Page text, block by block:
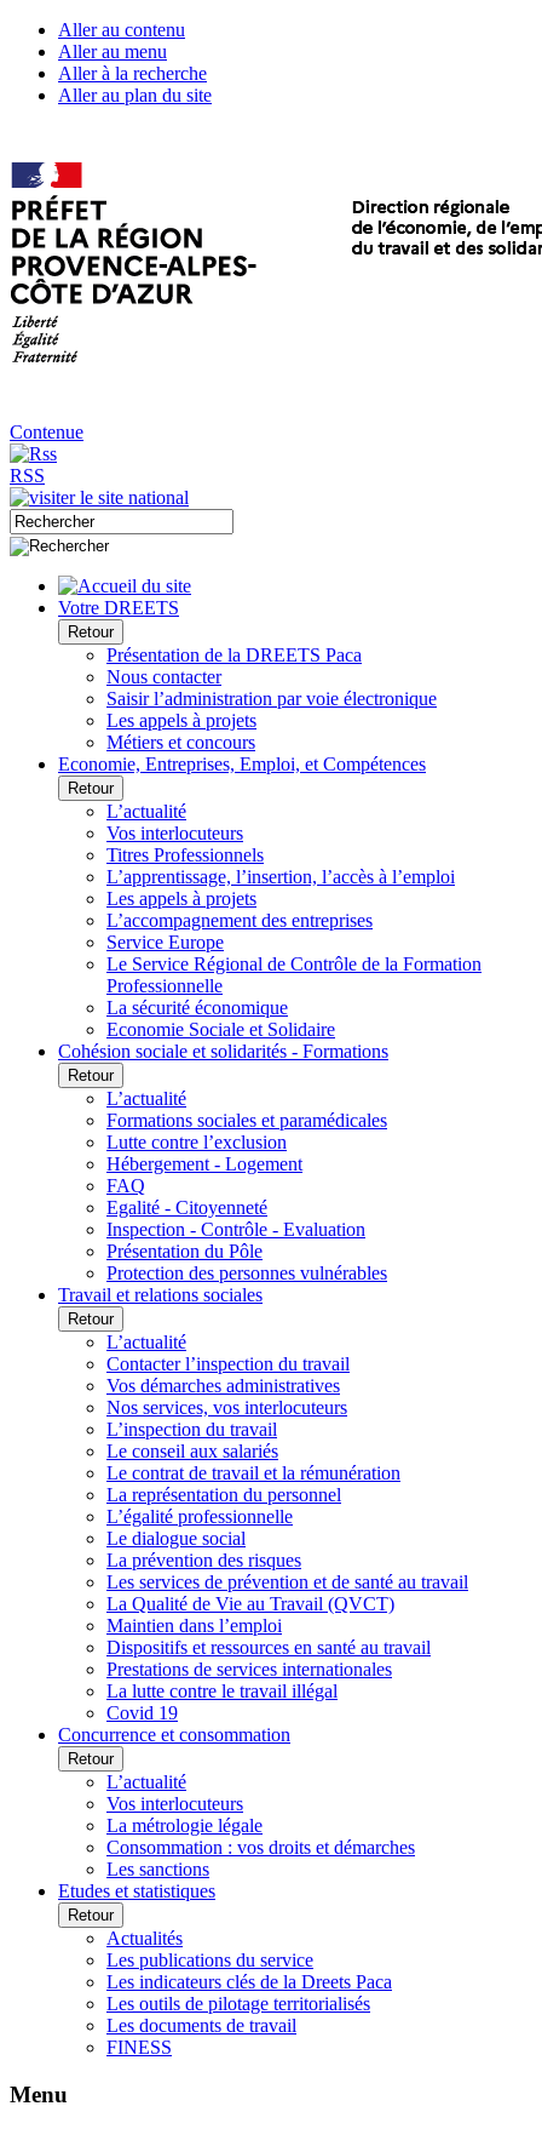
Aller au contenu
Aller au menu
Aller à la recherche
Aller au plan du site
Contenue
RSS
Votre DREETS
Retour
Présentation de la DREETS Paca
Nous contacter
Saisir l’administration par voie électronique
Les appels à projets
Métiers et concours
Economie, Entreprises, Emploi, et Compétences
Retour
L’actualité
Vos interlocuteurs
Titres Professionnels
L’apprentissage, l’insertion, l’accès à l’emploi
Les appels à projets
L’accompagnement des entreprises
Service Europe
Le Service Régional de Contrôle de la Formation
Professionnelle
La sécurité économique
Economie Sociale et Solidaire
Cohésion sociale et solidarités - Formations
Retour
L’actualité
Formations sociales et paramédicales
Lutte contre l’exclusion
Hébergement - Logement
FAQ
Egalité - Citoyenneté
Inspection - Contrôle - Evaluation
Présentation du Pôle
Protection des personnes vulnérables
Travail et relations sociales
Retour
L’actualité
Contacter l’inspection du travail
Vos démarches administratives
Nos services, vos interlocuteurs
L’inspection du travail
Le conseil aux salariés
Le contrat de travail et la rémunération
La représentation du personnel
L’égalité professionnelle
Le dialogue social
La prévention des risques
Les services de prévention et de santé au travail
La Qualité de Vie au Travail (QVCT)
Maintien dans l’emploi
Dispositifs et ressources en santé au travail
Prestations de services internationales
La lutte contre le travail illégal
Covid 19
Concurrence et consommation
Retour
L’actualité
Vos interlocuteurs
La métrologie légale
Consommation : vos droits et démarches
Les sanctions
Etudes et statistiques
Retour
Actualités
Les publications du service
Les indicateurs clés de la Dreets Paca
Les outils de pilotage territorialisés
Les documents de travail
FINESS
Menu